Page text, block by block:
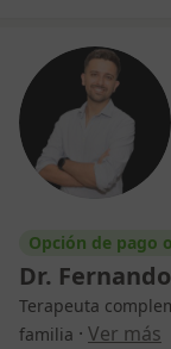
Opción de pago
Dr.
Terapeuta
familia · Ver más